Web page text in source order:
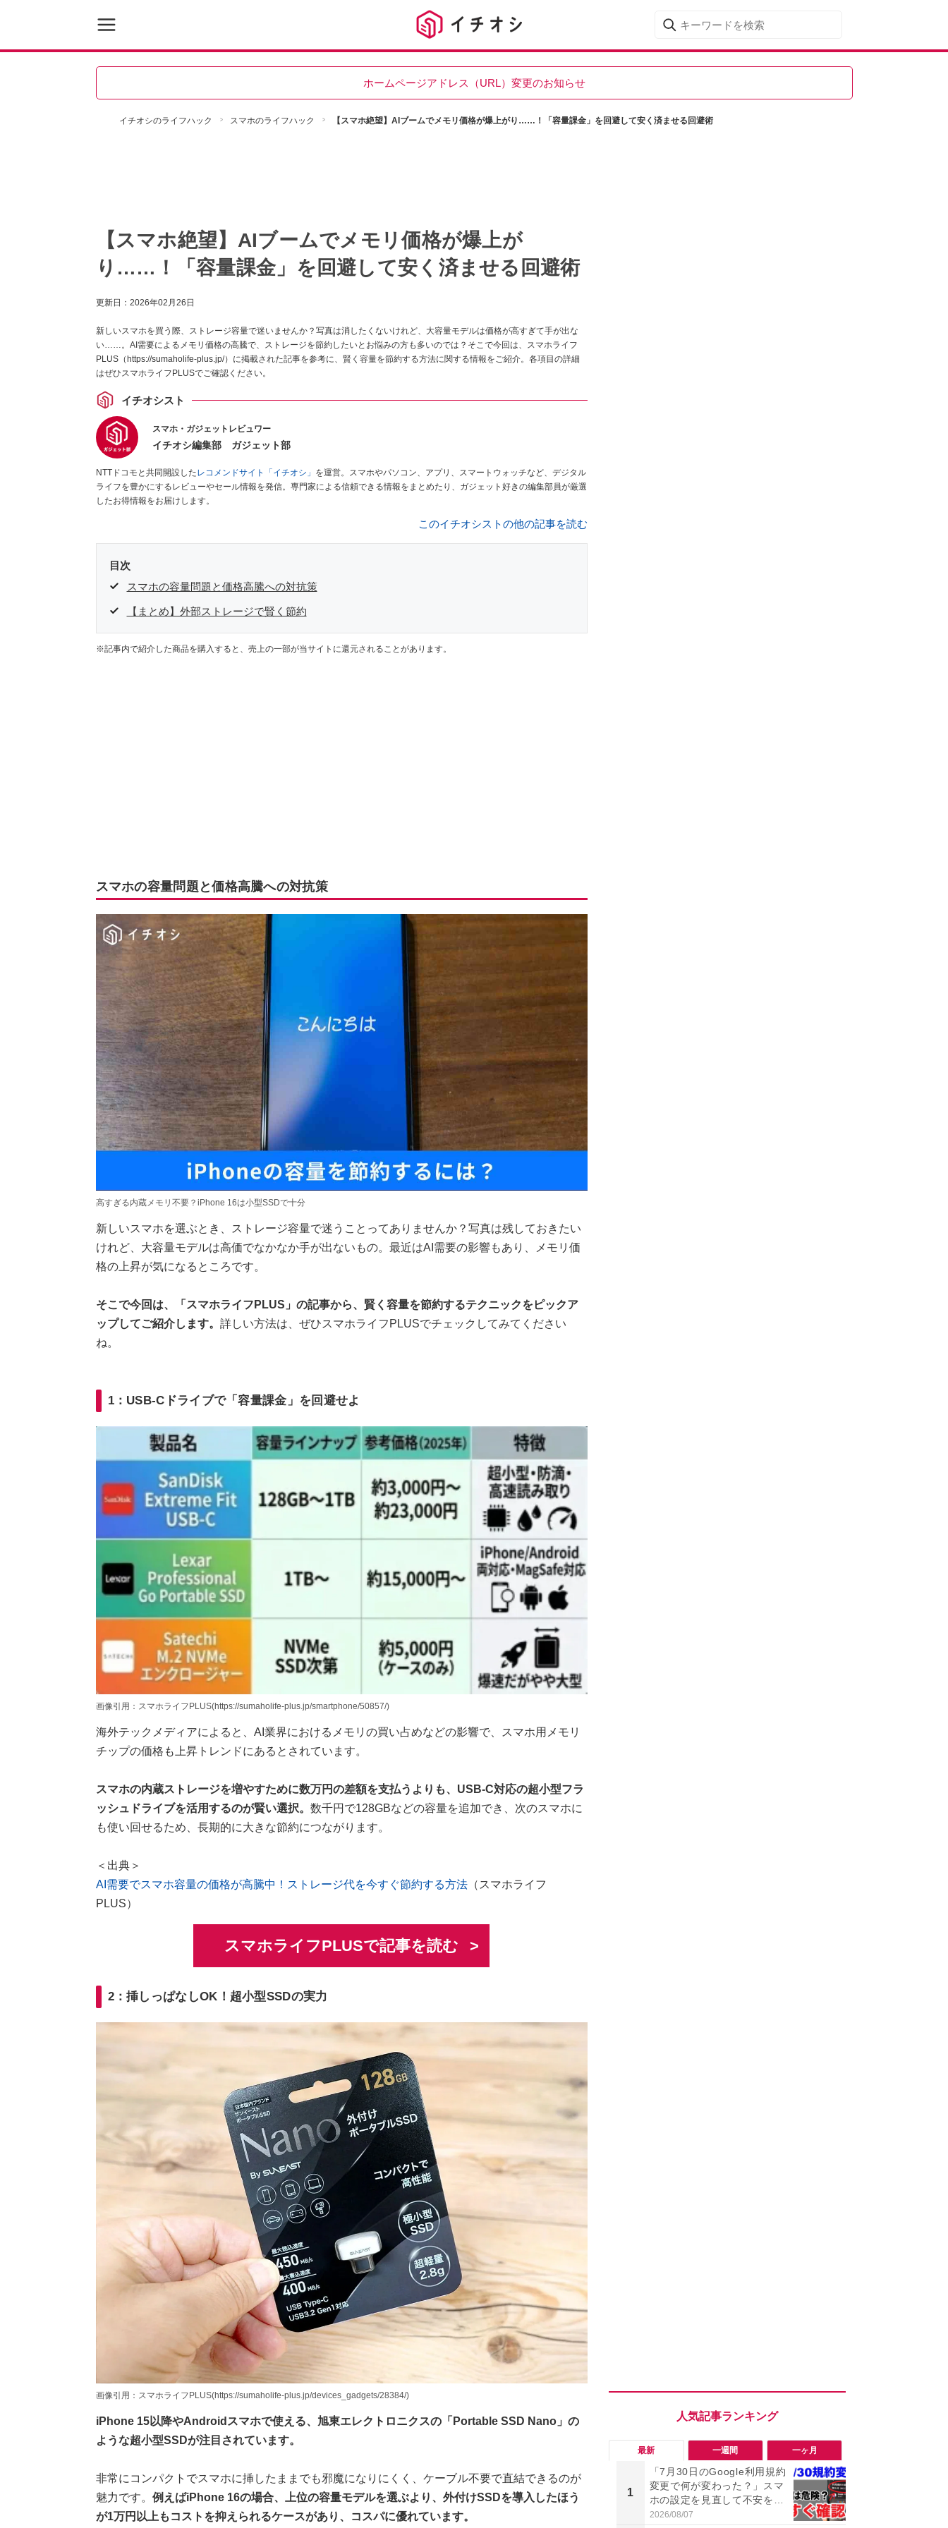
ホームページアドレス（URL）変更のお知らせ
イチオシのライフハック スマホのライフハック 【スマホ絶望】AIブームでメモリ価格が爆上がり……！「容量課金」を回避して安く済ませる回避術
【スマホ絶望】AIブームでメモリ価格が爆上が
り……！「容量課金」を回避して安く済ませる回避術
更新日： 2026年02月26日
新しいスマホを買う際、ストレージ容量で迷いませんか？写真は消したくないけれど、大容量モデルは価格が高すぎて手が出な
い……。AI需要によるメモリ価格の高騰で、ストレージを節約したいとお悩みの方も多いのでは？そこで今回は、スマホライフ
PLUS（https://sumaholife-plus.jp/）に掲載された記事を参考に、賢く容量を節約する方法に関する情報をご紹介。各項目の詳細
はぜひスマホライフPLUSでご確認ください。
イチオシスト
スマホ・ガジェットレビュワー
イチオシ編集部 ガジェット部
NTTドコモと共同開設したレコメンドサイト「イチオシ」 を運営。スマホやパソコン、アプリ、スマートウォッチなど、デジタル
ライフを豊かにするレビューやセール情報を発信。専門家による信頼できる情報をまとめたり、ガジェット好きの編集部員が厳選
したお得情報をお届けします。
このイチオシストの他の記事を読む
目次
スマホの容量問題と価格高騰への対抗策
【まとめ】外部ストレージで賢く節約
※記事内で紹介した商品を購入すると、売上の一部が当サイトに還元されることがあります。
スマホの容量問題と価格高騰への対抗策
高すぎる内蔵メモリ不要？iPhone 16は小型SSDで十分
新しいスマホを選ぶとき、ストレージ容量で迷うことってありませんか？写真は残しておきたい
けれど、大容量モデルは高価でなかなか手が出ないもの。最近はAI需要の影響もあり、メモリ価
格の上昇が気になるところです。
そこで今回は、「スマホライフPLUS」の記事から、賢く容量を節約するテクニックをピックア
ップしてご紹介します。 詳しい方法は、ぜひスマホライフPLUSでチェックしてみてください
ね。
1：USB-Cドライブで「容量課金」を回避せよ
画像引用：スマホライフPLUS(https://sumaholife-plus.jp/smartphone/50857/)
海外テックメディアによると、AI業界におけるメモリの買い占めなどの影響で、スマホ用メモリ
チップの価格も上昇トレンドにあるとされています。
スマホの内蔵ストレージを増やすために数万円の差額を支払うよりも、USB-C対応の超小型フラ
ッシュドライブを活用するのが賢い選択。 数千円で128GBなどの容量を追加でき、次のスマホに
も使い回せるため、長期的に大きな節約につながります。
＜出典＞
AI需要でスマホ容量の価格が高騰中！ストレージ代を今すぐ節約する方法（スマホライフ
PLUS）
スマホライフPLUSで記事を読む
2：挿しっぱなしOK！超小型SSDの実力
画像引用：スマホライフPLUS(https://sumaholife-plus.jp/devices_gadgets/28384/)
iPhone 15以降やAndroidスマホで使える、旭東エレクトロニクスの「Portable SSD Nano」の
ような超小型SSDが注目されています。
非常にコンパクトでスマホに挿したままでも邪魔になりにくく、ケーブル不要で直結できるのが
魅力です。 例えばiPhone 16の場合、上位の容量モデルを選ぶより、外付けSSDを導入したほう
が1万円以上もコストを抑えられるケースがあり、コスパに優れています。
最新 一週間 一ヶ月
1
「7月30日のGoogle利用規約
変更で何が変わった？」スマ
ホの設定を見直して不安を解
消！
2026/08/07